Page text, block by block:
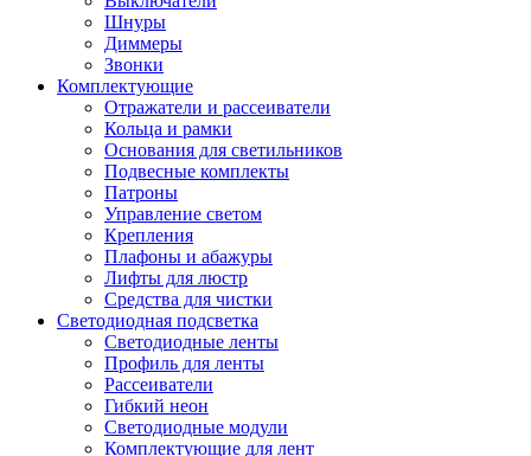
Шнуры
Диммеры
Звонки
Комплектующие
Отражатели и рассеиватели
Кольца и рамки
Основания для светильников
Подвесные комплекты
Патроны
Управление светом
Крепления
Плафоны и абажуры
Лифты для люстр
Средства для чистки
Светодиодная подсветка
Светодиодные ленты
Профиль для ленты
Рассеиватели
Гибкий неон
Светодиодные модули
Комплектующие для лент